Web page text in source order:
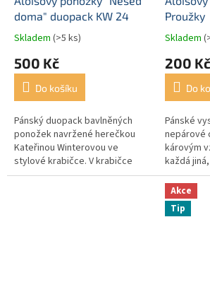
doma" duopack KW 24
Skladem (>5 ks)
500 Kč
Do košíku
Pánský duopack bavlněných
ponožek navržené herečkou
Kateřinou Winterovou ve
stylové krabičce. V krabičce
jsou 2 páry pánských ponožek -
Proužky
Skladem
200 Kč
Do
Pánské
nepárové
károvým
každá
procent
rodinám,
vstoupila...
Akce
Tip